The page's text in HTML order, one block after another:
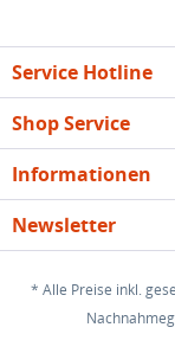
Service Hotline
Shop Service
Informationen
Newsletter
* Alle Preise inkl.